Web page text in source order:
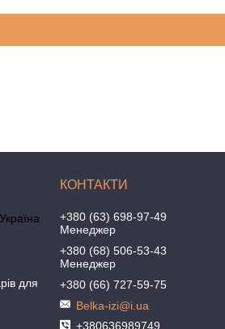
для
+380 (63) 698-97-49
Менеджер
+380 (68) 506-53-43
Менеджер
+380 (66) 727-59-75
Belka-izi@i.ua
+380636989749